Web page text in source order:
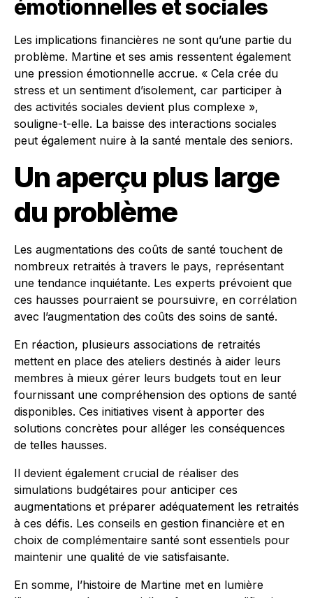
émotionnelles et sociales
Les implications financières ne sont qu’une partie du
problème. Martine et ses amis ressentent également
une pression émotionnelle accrue. « Cela crée du
stress et un sentiment d’isolement, car participer à
des activités sociales devient plus complexe »,
souligne-t-elle. La baisse des interactions sociales
peut également nuire à la santé mentale des seniors.
Un aperçu plus large
du problème
Les augmentations des coûts de santé touchent de
nombreux retraités à travers le pays, représentant
une tendance inquiétante. Les experts prévoient que
ces hausses pourraient se poursuivre, en corrélation
avec l’augmentation des coûts des soins de santé.
En réaction, plusieurs associations de retraités
mettent en place des ateliers destinés à aider leurs
membres à mieux gérer leurs budgets tout en leur
fournissant une compréhension des options de santé
disponibles. Ces initiatives visent à apporter des
solutions concrètes pour alléger les conséquences
de telles hausses.
Il devient également crucial de réaliser des
simulations budgétaires pour anticiper ces
augmentations et préparer adéquatement les retraités
à ces défis. Les conseils en gestion financière et en
choix de complémentaire santé sont essentiels pour
maintenir une qualité de vie satisfaisante.
En somme, l’histoire de Martine met en lumière